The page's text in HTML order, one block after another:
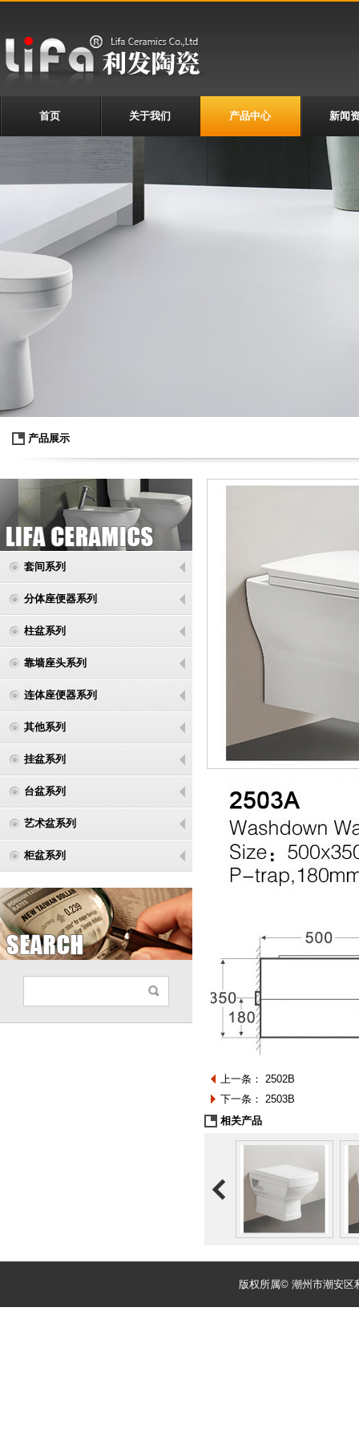
首页 关于我们 产品中心 新闻
产品展示
套间系列
分体座便器系列
柱盆系列
靠墙座头系列
连体座便器系列
其他系列
挂盆系列
台盆系列
艺术盆系列
柜盆系列
上一条： 2502B
下一条： 2503B
相关产品
版权所属© 潮州市潮安